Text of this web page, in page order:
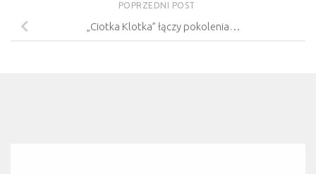
POPRZEDNI POST
„Ciotka Klotka” łączy pokolenia…